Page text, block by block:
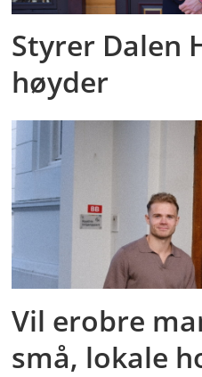
Styrer Dalen
høyder
Vil erobre
små, lokale